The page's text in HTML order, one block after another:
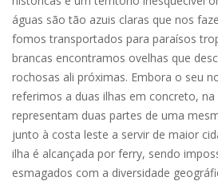
águas são tão azuis claras que nos
fomos transportados para paraísos
brancas encontramos ovelhas que
rochosas ali próximas. Embora o seu
referimos a duas ilhas em concreto, na
representam duas partes de uma
junto à costa leste a servir de maior
ilha é alcançada por ferry, sendo
esmagados com a diversidade